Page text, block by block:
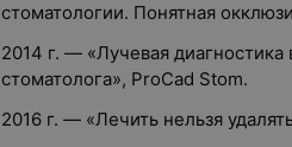
стоматологии. Понятная
2014 г. — «Лучевая
стоматолога», ProCad Stom.
2016 г. — «Лечить нельзя